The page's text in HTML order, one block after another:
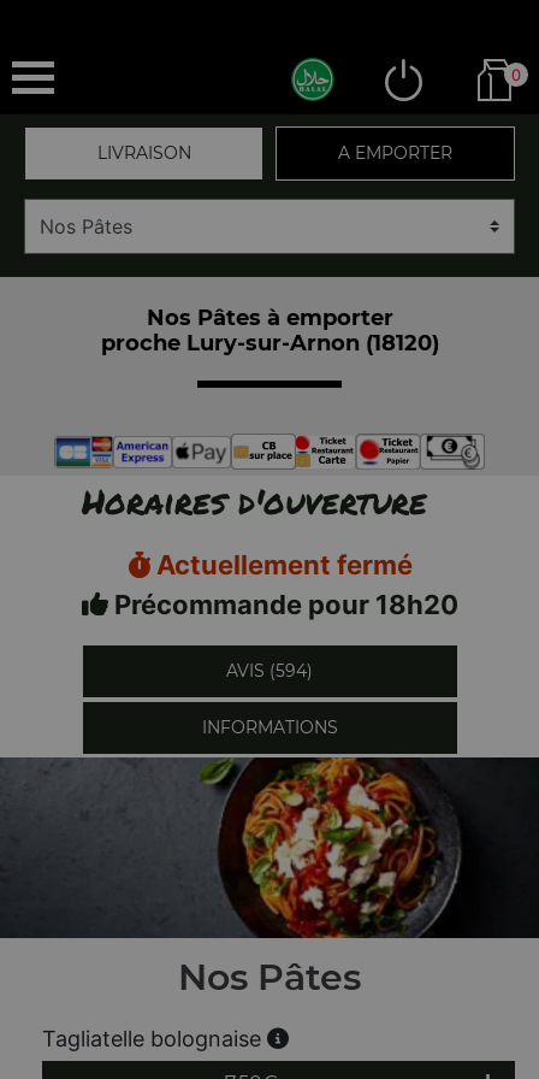
0
LIVRAISON A EMPORTER
Nos Pâtes à emporter
proche Lury-sur-Arnon (18120)
Horaires d'ouverture
Actuellement fermé
Précommande pour 18h20
AVIS (594)
INFORMATIONS
Nos Pâtes
Tagliatelle bolognaise